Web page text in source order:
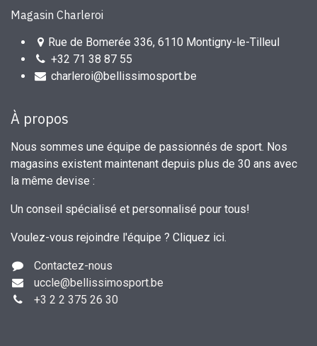
Magasin Charleroi
Rue de Bomerée 336, 6110 Montigny-le-Tilleul
+32 71 38 87 55
charleroi@bellissimosport.be
À propos
Nous sommes une équipe de passionnés de sport. Nos
magasins existent maintenant depuis plus de 30 ans avec
la même devise :
Un conseil spécialisé et personnalisé pour tous!
Voulez-vous rejoindre l'équipe ? Cliquez ici.
Contactez-nous
uccle@bellissimosport.be
+3 2 2 375 26 30